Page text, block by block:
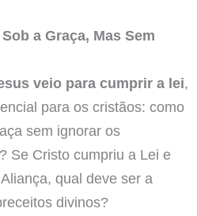
a Graça, Mas Sem
veio para cumprir a lei,
para os cristãos: como
sem ignorar os
Se Cristo cumpriu a Lei e
qual deve ser a
divinos?